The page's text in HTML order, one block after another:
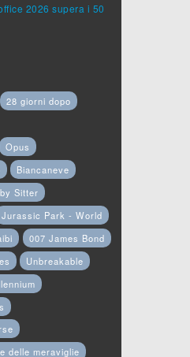
2026 supera i 50
28 giorni dopo
Opus
Biancaneve
Sitter
Jurassic Park - World
007 James Bond
Unbreakable
delle meraviglie